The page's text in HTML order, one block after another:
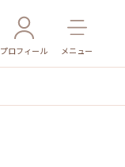
プロフィール メニュー